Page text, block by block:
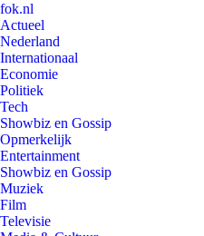
fok.nl
Actueel
Nederland
Internationaal
Economie
Politiek
Tech
Showbiz en Gossip
Opmerkelijk
Entertainment
Showbiz en Gossip
Muziek
Film
Televisie